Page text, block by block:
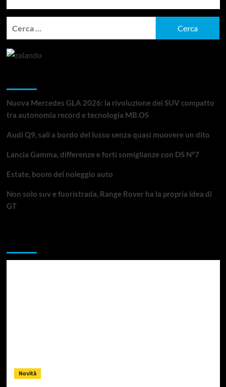
Nuova Mercedes GLA 2026: la rivoluzione del SUV compatto
tra autonomia record e tecnologia MB.OS
Audi Q9, sali a bordo del lusso senza quasi muovere un dito
Lancia Gamma, differenze e forti somiglianze con DS N°7
Estate, boom del noleggio auto
Non solo suv e fuoristrada, Range Rover ha la propria idea di
GT
Novità